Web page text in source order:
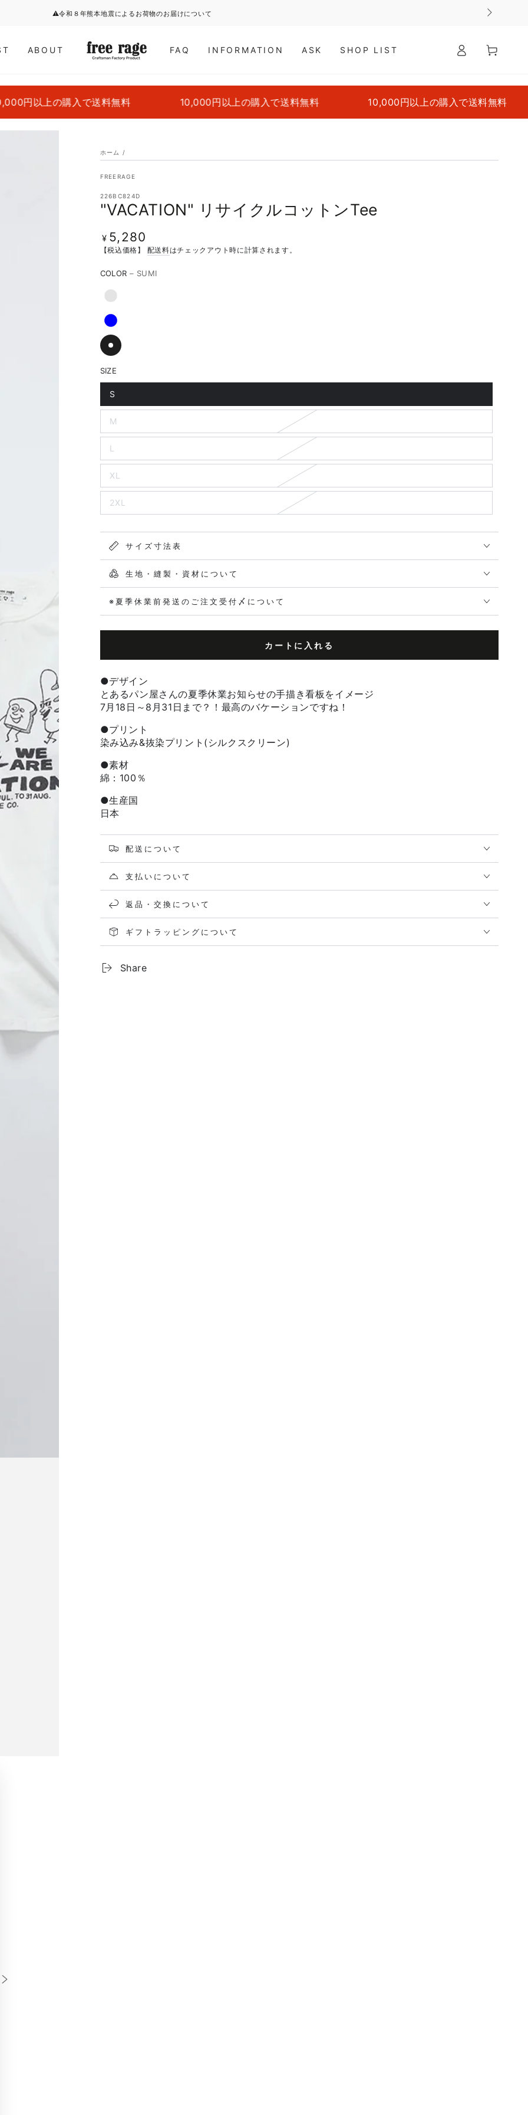
⚠令和８年熊本地震によるお荷物のお届けについて
ABOUT FAQ INFORMATION ASK SHOP LIST
イ
ー
以上の購入で送料無料 10,000円以上の購入で送料無料 10,000円以上の購入で送料無料
ホーム /
FREERAGE
226BC824D
"VACATION" リサイクルコットンTee
定
価
¥ 5,280
【税込価格】 配送料はチェックアウト時に計算されます。
COLOR – SUMI
SIZE
S
M
L
XL
2XL
サイズ寸法表
生地・縫製・資材について
※夏季休業前発送のご注文受付〆について
カートに入れる
●デザイン
とあるパン屋さんの夏季休業お知らせの手描き看板をイメージ
7月 18 日～ 8 月 31 日まで？！最高のバケーションですね！
●プリント
染み込み&抜染プリント(シルクスクリーン)
●素材
綿：100％
●生産国
日本
配送について
支払いについて
返品・交換について
ギフトラッピングについて
Share